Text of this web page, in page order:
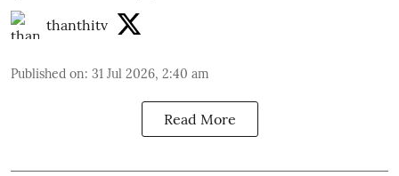
thanthitv
Published on: 31 Jul 2026, 2:40 am
Read More